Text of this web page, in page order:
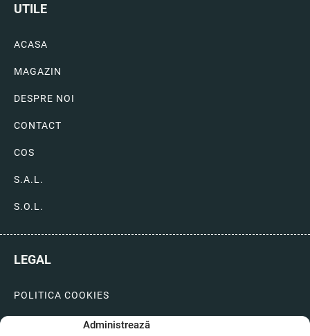
Administrează
UTILE
ACASA
MAGAZIN
DESPRE NOI
CONTACT
COS
S.A.L.
S.O.L.
LEGAL
POLITICA COOKIES
LIVRARI SI PLATI